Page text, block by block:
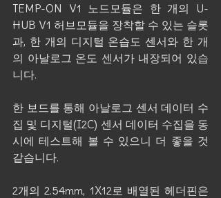
TEMP-ON V1 노드모듈은 한 개의 U-
HUB V1 허브모듈을 장착할 수 있는 슬롯
과, 한 개의 디지털 온습도 센서와 한 개
의 아날로그 온도 센서가 내장되어 있습
니다.
한 보드를 통해 아날로그 센서 데이터 수
집 및 디지털(I2C) 센서 데이터 수집을 동
시에 테스트해 볼 수 있으니 더 좋을 것
같습니다.
2개의 2.54mm, 1X12로 배열된 헤더핀은